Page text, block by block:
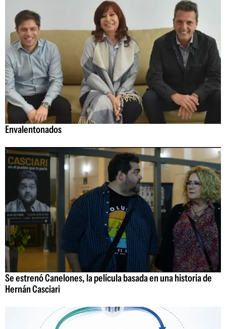
Envalentonados
Se estrenó Canelones, la película basada en una historia de
Hernán Casciari